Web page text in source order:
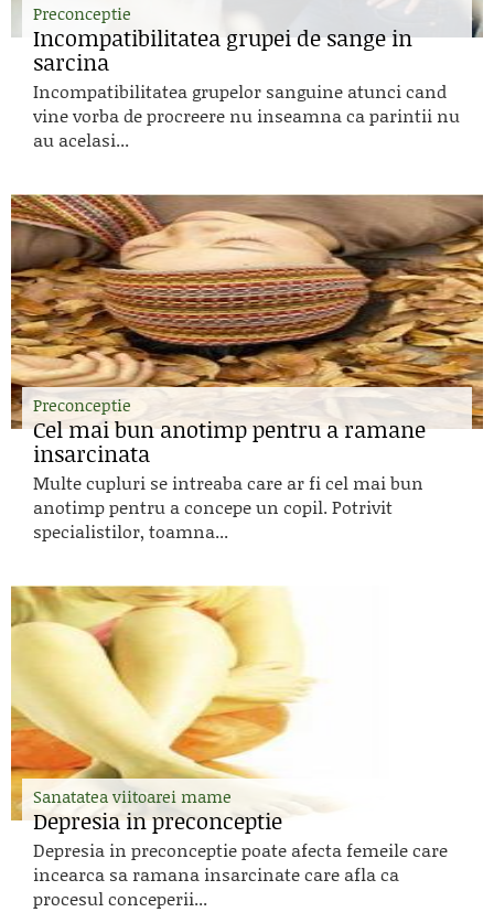
Preconceptie
Incompatibilitatea grupei de sange in
sarcina
Incompatibilitatea grupelor sanguine atunci cand
vine vorba de procreere nu inseamna ca parintii nu
au acelasi...
Preconceptie
Cel mai bun anotimp pentru a ramane
insarcinata
Multe cupluri se intreaba care ar fi cel mai bun
anotimp pentru a concepe un copil. Potrivit
specialistilor, toamna...
Sanatatea viitoarei mame
Depresia in preconceptie
Depresia in preconceptie poate afecta femeile care
incearca sa ramana insarcinate care afla ca
procesul conceperii...